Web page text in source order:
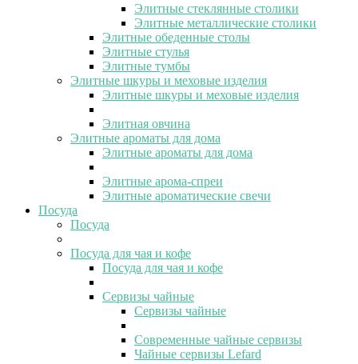
Элитные стеклянные столики
Элитные металлические столики
Элитные обеденные столы
Элитные стулья
Элитные тумбы
Элитные шкуры и меховые изделия
Элитные шкуры и меховые изделия
Элитная овчина
Элитные ароматы для дома
Элитные ароматы для дома
Элитные арома-спреи
Элитные ароматические свечи
Посуда
Посуда
Посуда для чая и кофе
Посуда для чая и кофе
Сервизы чайные
Сервизы чайные
Современные чайные сервизы
Чайные сервизы Lefard